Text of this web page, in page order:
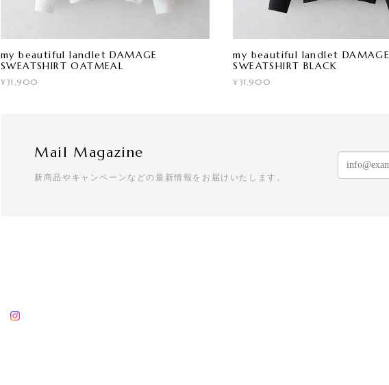
my beautiful landlet DAMAGE
SWEATSHIRT OATMEAL
¥31,900
my beautiful landlet DAMAGE
SWEATSHIRT BLACK
¥31,900
Mail Magazine
新商品やキャンペーンなどの最新情報をお届けいたします。